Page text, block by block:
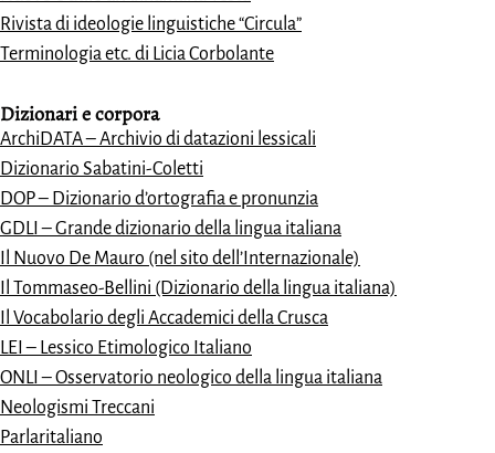
Rivista di ideologie linguistiche “Circula”
Terminologia etc. di Licia Corbolante
Dizionari ecorpora
ArchiDATA – Archivio di datazioni lessicali
Dizionario Sabatini-Coletti
DOP – Dizionario d’ortografia e pronunzia
GDLI – Grande dizionario della lingua italiana
Il Nuovo De Mauro (nel sito dell’Internazionale)
Il Tommaseo-Bellini (Dizionario della lingua italiana)
Il Vocabolario degli Accademici della Crusca
LEI – Lessico Etimologico Italiano
ONLI – Osservatorio neologico della lingua italiana
Neologismi Treccani
Parlaritaliano